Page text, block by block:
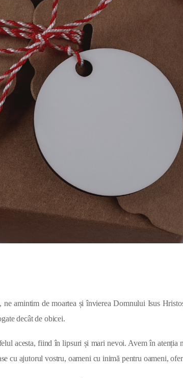
ne amintim de moartea și învierea Domnului Isus
decât de obicei.
acesta, fiind în lipsuri și mari nevoi. Avem în atenția
cu ajutorul vostru, oameni cu inimă pentru oameni,